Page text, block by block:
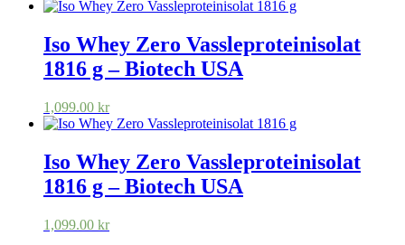
Iso Whey Zero Vassleproteinisolat
1816 g – Biotech USA
1,099.00 kr
Iso Whey Zero Vassleproteinisolat
1816 g – Biotech USA
1,099.00 kr